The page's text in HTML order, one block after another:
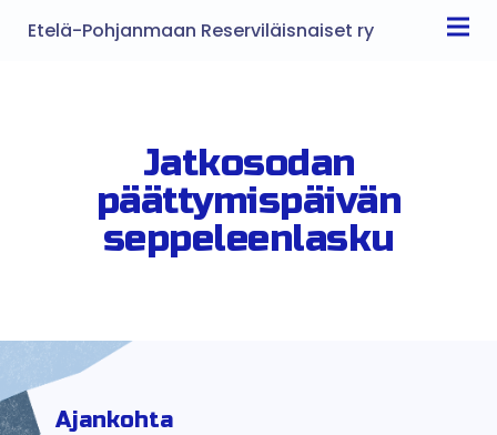
Etelä-Pohjanmaan Reserviläisnaiset ry
Jatkosodan
päättymispäivän
seppeleenlasku
Ajankohta